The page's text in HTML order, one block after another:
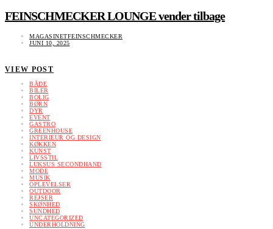
FEINSCHMECKER LOUNGE vender tilbage
MAGASINETFEINSCHMECKER
JUNI 10, 2025
VIEW POST
BÅDE
BILER
BOLIG
BØRN
DYR
EVENT
GASTRO
GREENHOUSE
INTERIEUR OG DESIGN
KØKKEN
KUNST
LIVSSTIL
LUKSUS SECONDHAND
MODE
MUSIK
OPLEVELSER
OUTDOOR
REJSER
SKØNHED
SUNDHED
UNCATEGORIZED
UNDERHOLDNING